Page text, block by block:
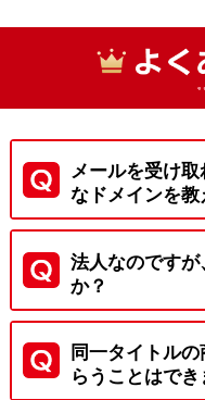
メールを受け
なドメインを教
法人なのです
か？
同一タイトル
らうことはでき